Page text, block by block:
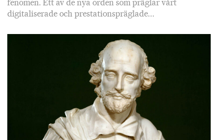
fenomen. Ett av de nya orden som präglar vårt
digitaliserade och prestationspräglade…